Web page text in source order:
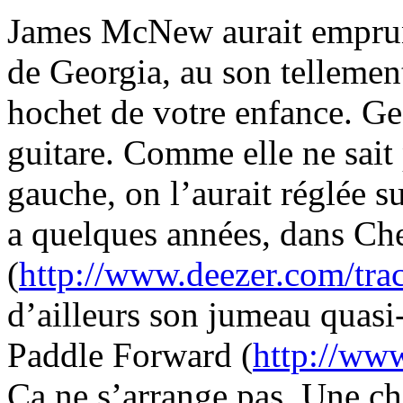
James McNew aurait
de Georgia, au son
hochet de votre enfance.
guitare. Comme elle ne
gauche, on l’aurait réglée
a quelques années, dans
(http://www.deezer.com/
d’ailleurs son jumeau
Paddle Forward (http://
Ça ne s’arrange pas. Une